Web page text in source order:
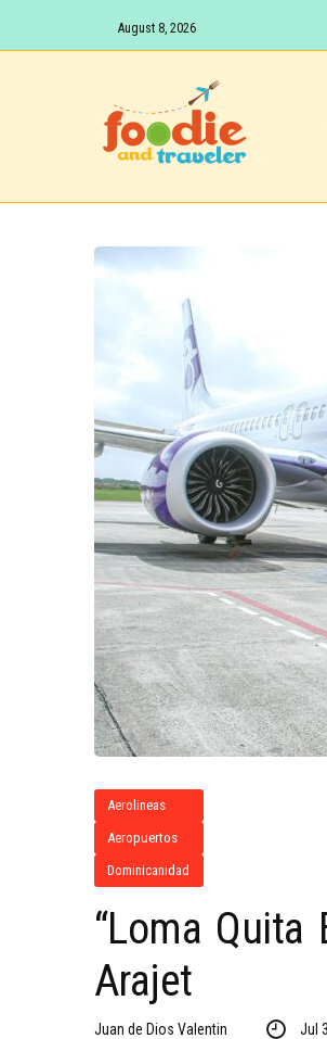
August 8, 2026
Aerolineas
Aeropuertos
Dominicanidad
“Loma Quita
Arajet
Juan de Dios Valentin Jul